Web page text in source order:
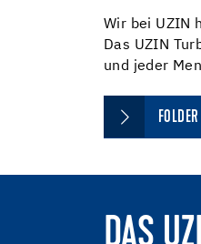
Wir bei UZIN
Das UZIN
und jeder